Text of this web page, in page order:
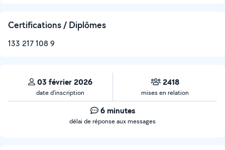
Certifications / Diplômes
133 217 108 9
03 février 2026
date d’inscription
2418
mises en relation
6 minutes
délai de réponse aux messages